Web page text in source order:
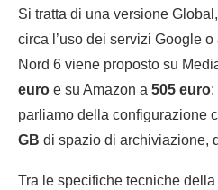
Si tratta di una versione
circa l’uso dei servizi Google
Nord 6 viene proposto su
euro e su Amazon a 505 euro:
parliamo della configurazione
GB di spazio di archiviazione,
Tra le specifiche tecniche